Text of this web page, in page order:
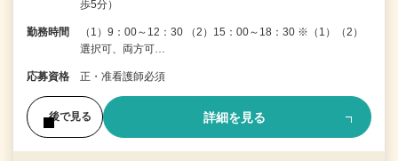
歩5分）
勤務時間
（1）9：00～12：30 （2）15：00～18：30 ※（1）（2）
選択可、両方可…
応募資格 正・准看護師必須
後で見る 詳細を見る